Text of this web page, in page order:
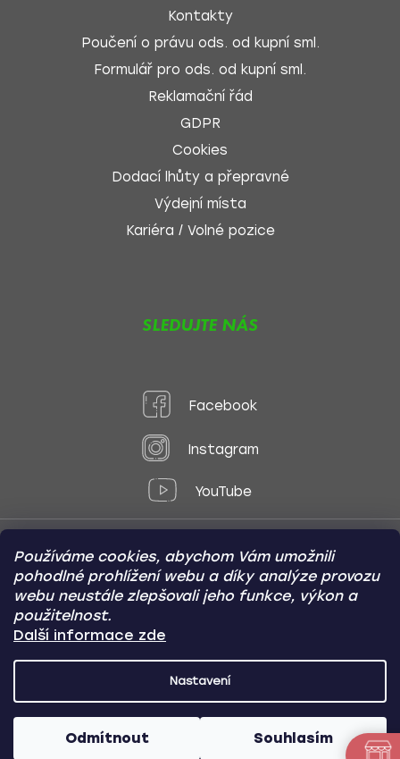
Používáme cookies, abychom Vám umožnili
pohodlné prohlížení webu a díky analýze provozu
webu neustále zlepšovali jeho funkce, výkon a
použitelnost.
Další informace zde
Nastavení
Odmítnout Souhlasím
Kontakty
Poučení o právu ods. od kupní sml.
Formulář pro ods. od kupní sml.
Reklamační řád
GDPR
Cookies
Dodací lhůty a přepravné
Výdejní místa
Kariéra / Volné pozice
SLEDUJTE NÁS
Facebook
Instagram
YouTube
Způsoby platby:
Online
Převod
Dobírka
Copyright (c) 2012 -2026 CARVIN AUTODOPLŇKY- Všechna
Nakódoval Pavel Kuneš